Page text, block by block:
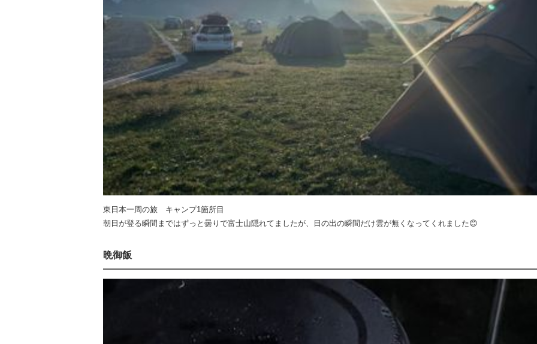
東日本一周の旅 キャンプ1箇所目
朝日が登る瞬間まではずっと曇りで富士山隠れてましたが、日の出の瞬間だけ雲が無くなってくれました😊
晩御飯